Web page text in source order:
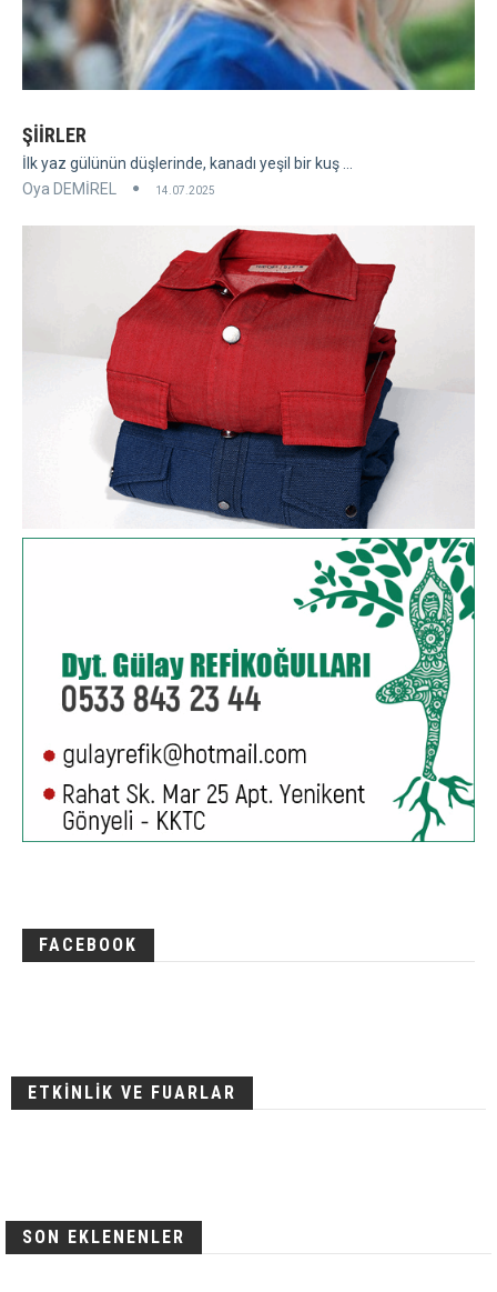
ŞİİRLER
İlk yaz gülünün düşlerinde, kanadı yeşil bir kuş ...
Oya DEMİREL
14.07.2025
FACEBOOK
ETKİNLİK VE FUARLAR
SON EKLENENLER